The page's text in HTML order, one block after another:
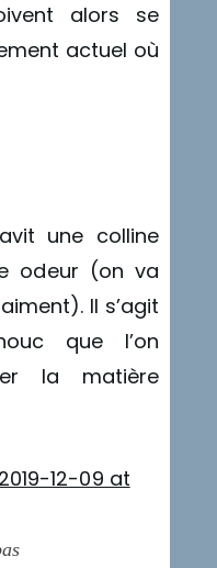
alors se
actuel où
une colline
odeur (on va
Il s’agit
que l’on
la matière